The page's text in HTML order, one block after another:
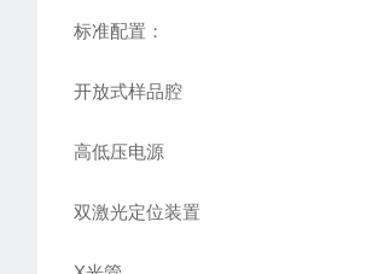
标准配置：
开放式样品腔
高低压电源
双激光定位装置